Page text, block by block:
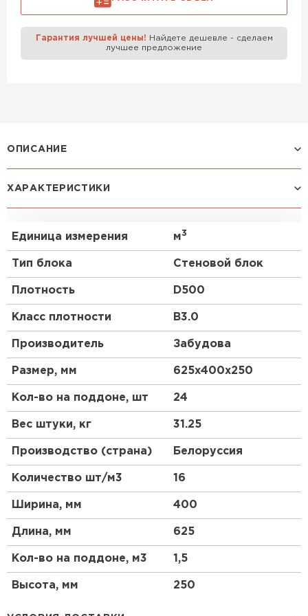
Гарантия лучшей цены! Найдете дешевле - сделаем
лучшее предложение
ОПИСАНИЕ
Газоблок, также известный как газобетон или
используется в современном строительстве. В
данном mini-FAQ мы рассмотрим основные
аспекты, связанные с газобетоном Забудова D500
Особенности
Что такое газоблок?
Газоблок, или газобетон, представляет собой
легкий бетон, который производится с
использованием цемента, песка, извести и
алюминиевой пудры. В процессе производства
газобетонного блока происходит химическая
реакция, в результате которой образуются поры,
придающие материалу легкость и хорошие
теплоизоляционные свойства.
Преимущества газобетона
Газобетонные блоки обладают рядом
преимуществ, таких как высокая прочность,
легкость, экологичность и отличные
теплоизоляционные характеристики. Благодаря
этим свойствам газоблок стал незаменимым
материалом для строительства жилых и
коммерческих зданий.
ХАРАКТЕРИСТИКИ
Единица измерения м3
Тип блока Стеновой блок
Плотность D500
Класс плотности B3.0
Производитель Забудова
Размер, мм 625х400х250
Кол-во на поддоне, шт 24
Вес штуки, кг 31.25
Производство (страна) Белоруссия
Количество шт/м3 16
Ширина, мм 400
Длина, мм 625
Кол-во на поддоне, м3 1,5
Высота, мм 250
Газобетон Забудова